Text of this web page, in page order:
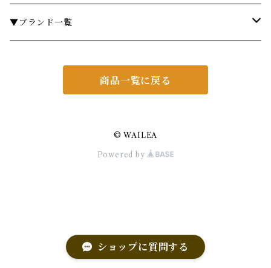
ショップに質問する
衣類ケア
ギフトセット・セット
ミラー
ランチョンマット・コースター
キッチンツール
ギフトセット・セット
フラワーベース
ティッシュケース
その他
￥5,000～
テーブル
▼ブランド一覧
あやせものづくり研究会
TSUYUKI WOODCRAFT
商品一覧に戻る
© WAILEA
Powered by